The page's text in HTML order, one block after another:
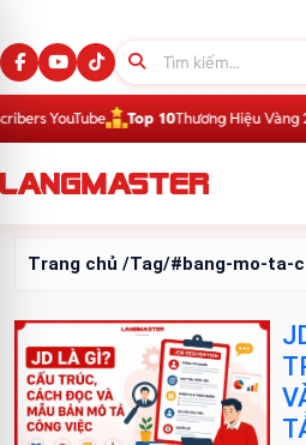
YouTube Top 10Thương Hiệu Vàng
Trang chủ /Tag/#bang-mo-ta-